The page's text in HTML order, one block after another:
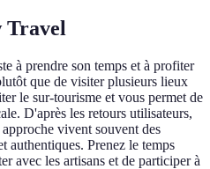
Travel
à prendre son temps et à profiter
que de visiter plusieurs lieux
le sur-tourisme et vous permet de
D'après les retours utilisateurs,
vivent souvent des
authentiques. Prenez le temps
avec les artisans et de participer à